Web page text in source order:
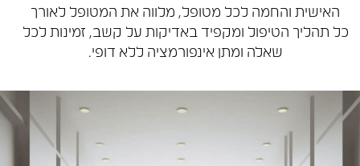
האישית והחמה לכל מטופל, מלווה את המטופל לאורך
תהליך הטיפול ומקפיד באדיקות על קשב, זמינות לכל
שאלה ומתן אינפורמציה ללא דופי.